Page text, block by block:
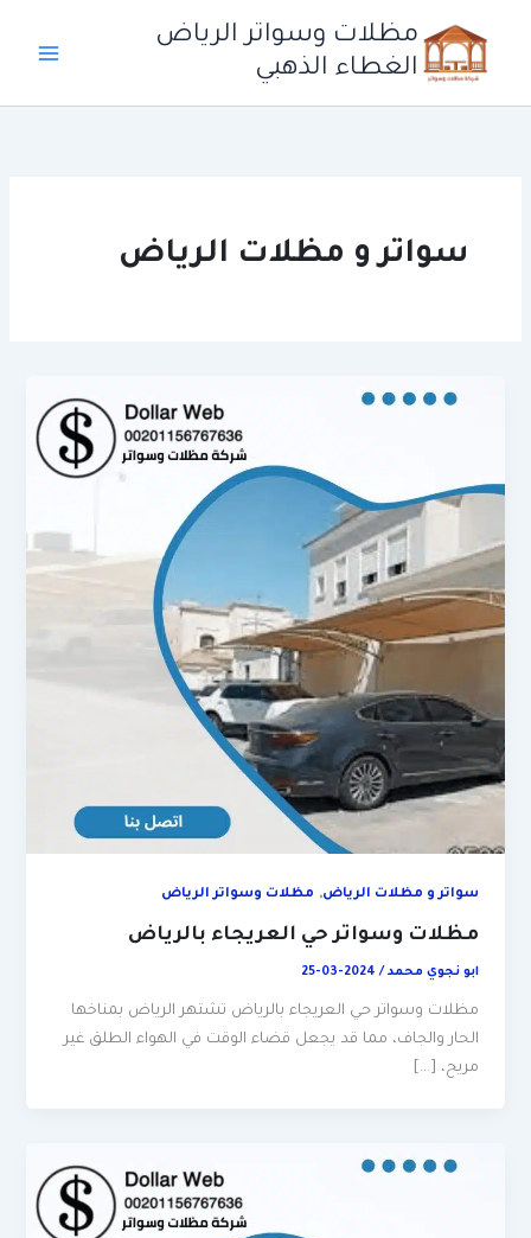
المحتوى
مظلات وسواتر الرياض
الغطاء الذهبي
سواتر و مظلات الرياض
سواتر و مظلات الرياض, مظلات وسواتر الرياض
مظلات وسواتر حي العريجاء بالرياض
ابو نجوي محمد/
2024-03-25
مظلات وسواتر حي العريجاء بالرياض تشتهر الرياض بمناخها
الحار والجاف، مما قد يجعل قضاء الوقت في الهواء الطلق غير
مريح، […]